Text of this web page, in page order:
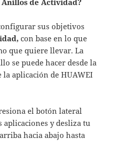
Anillos de Actividad?
sus objetivos
con base en lo que
que quiere llevar. La
se puede hacer desde la
la aplicación de HUAWEI
el botón lateral
aplicaciones y desliza tu
hacia abajo hasta